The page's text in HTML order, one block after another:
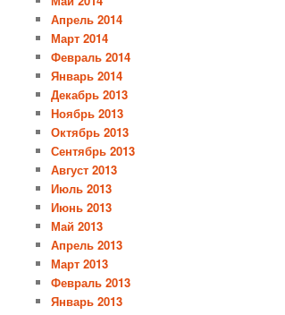
Апрель 2014
Март 2014
Февраль 2014
Январь 2014
Декабрь 2013
Ноябрь 2013
Октябрь 2013
Сентябрь 2013
Август 2013
Июль 2013
Июнь 2013
Май 2013
Апрель 2013
Март 2013
Февраль 2013
Январь 2013